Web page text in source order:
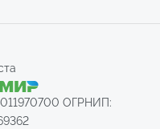
ОГРНИП: